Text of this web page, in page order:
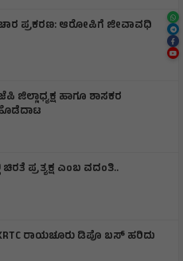
ಪ್ರಕರಣ: ಆರೋಪಿಗೆ ಜೀವಾವಧಿ
ಜಿಲ್ಲಾಧ್ಯಕ್ಷ ಹಾಗೂ ಶಾಸಕರ
ಪ್ರತ್ಯಕ್ಷ ಎಂಬ ವದಂತಿ..
ರಾಯಚೂರು ಡಿಪೊ ಬಸ್ ಹರಿದು